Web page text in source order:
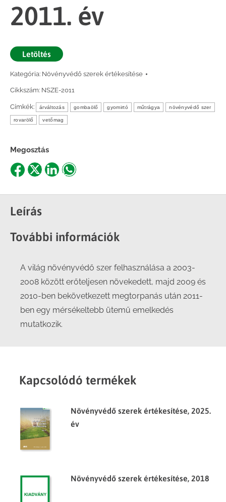
2011. év
Letöltés
Kategória: Növényvédő szerek értékesítése
Cikkszám: NSZE-2011
Címkék: árváltozás gombaölő gyomirtó műtrágya növényvédő szer
rovarölő vetőmag
Megosztás
Share
Facebook
Share
X
ShareShare
Leírás
További információk
A világ növényvédő szer felhasználása a 2003-
2008 között erőteljesen növekedett, majd 2009 és
2010-ben bekövetkezett megtorpanás után 2011-
ben egy mérsékeltebb ütemű emelkedés
mutatkozik.
Kapcsolódó termékek
Növényvédő szerek értékesítése, 2025.
év
Növényvédő szerek értékesítése, 2018